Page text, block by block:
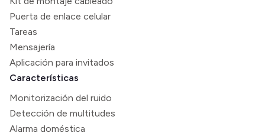
Puerta de enlace celular
Tareas
Mensajería
Aplicación para invitados
Características
Monitorización del ruido
Detección de multitudes
Alarma doméstica